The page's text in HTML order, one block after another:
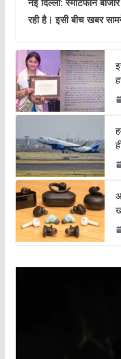
रही है। इसी बीच खबर